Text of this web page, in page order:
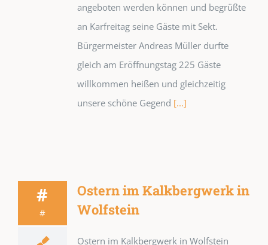
angeboten werden können und begrüßte
an Karfreitag seine Gäste mit Sekt.
Bürgermeister Andreas Müller durfte
gleich am Eröffnungstag 225 Gäste
willkommen heißen und gleichzeitig
unsere schöne Gegend [...]
#
#
Ostern im Kalkbergwerk in
Wolfstein
Ostern im Kalkbergwerk in Wolfstein